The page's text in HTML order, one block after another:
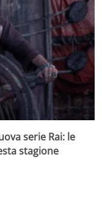
serie Rai: le
stagione